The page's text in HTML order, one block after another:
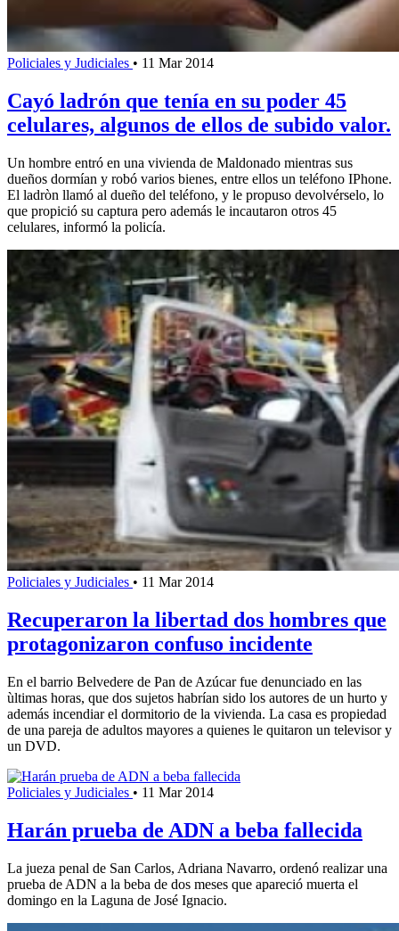
Policiales y Judiciales • 11 Mar 2014
Cayó ladrón que tenía en su poder 45
celulares, algunos de ellos de subido valor.
Un hombre entró en una vivienda de Maldonado mientras sus
dueños dormían y robó varios bienes, entre ellos un teléfono IPhone.
El ladròn llamó al dueño del teléfono, y le propuso devolvérselo, lo
que propició su captura pero además le incautaron otros 45
celulares, informó la policía.
Policiales y Judiciales • 11 Mar 2014
Recuperaron la libertad dos hombres que
protagonizaron confuso incidente
En el barrio Belvedere de Pan de Azúcar fue denunciado en las
ùltimas horas, que dos sujetos habrían sido los autores de un hurto y
además incendiar el dormitorio de la vivienda. La casa es propiedad
de una pareja de adultos mayores a quienes le quitaron un televisor y
un DVD.
Policiales y Judiciales • 11 Mar 2014
Harán prueba de ADN a beba fallecida
La jueza penal de San Carlos, Adriana Navarro, ordenó realizar una
prueba de ADN a la beba de dos meses que apareció muerta el
domingo en la Laguna de José Ignacio.